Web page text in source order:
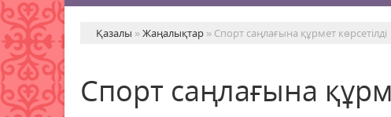
Қазалы »Жаңалықтар » Спорт саңлағына құрмет көрсетілді
Спорт саңлағына